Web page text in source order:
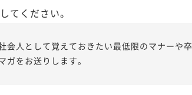
てください。
会人として覚えておきたい最低限のマナーや
ガをお送りします。